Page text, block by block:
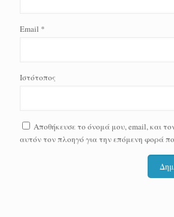
Email *
Ιστότοπος
Αποθήκευσε το όνομά μου, email, και
αυτόν τον πλοηγό για την επόμενη φορά